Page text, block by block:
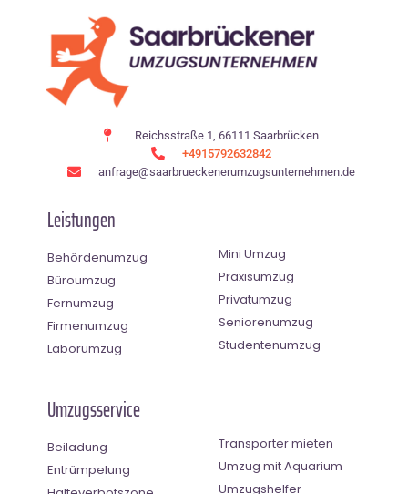
Reichsstraße 1, 66111 Saarbrücken
+4915792632842
anfrage@saarbrueckenerumzugsunternehmen.de
Leistungen
Behördenumzug
Büroumzug
Fernumzug
Firmenumzug
Laborumzug
Mini Umzug
Praxisumzug
Privatumzug
Seniorenumzug
Studentenumzug
Umzugsservice
Beiladung
Entrümpelung
Transporter mieten
Umzug mit Aquarium
Umzugshelfer